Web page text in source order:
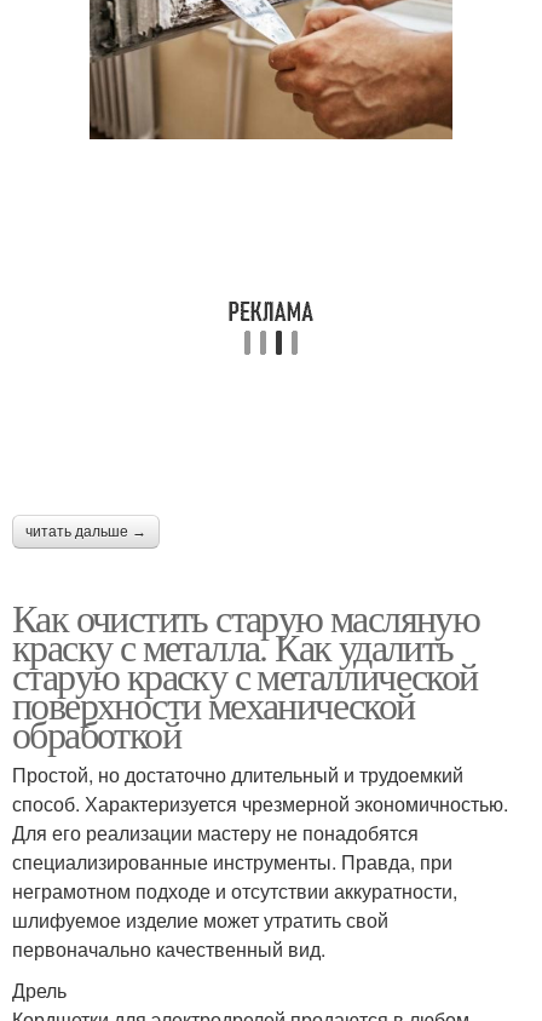
читать дальше →
Как очистить старую масляную
краску с металла. Как удалить
старую краску с металлической
поверхности механической
обработкой
Простой, но достаточно длительный и трудоемкий
способ. Характеризуется чрезмерной экономичностью.
Для его реализации мастеру не понадобятся
специализированные инструменты. Правда, при
неграмотном подходе и отсутствии аккуратности,
шлифуемое изделие может утратить свой
первоначально качественный вид.
Дрель